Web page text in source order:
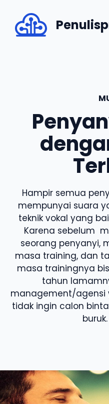
content
Hampir semua
mempunyai suara
teknik vokal yang
Karena sebelum
seorang penyanyi,
masa training, dan
masa trainingnya
tahun
management/agensi
tidak ingin calon